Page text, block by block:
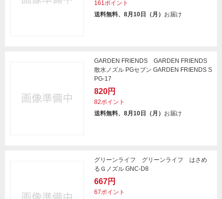
161ポイント
送料無料、8月10日（月） お届け
GARDEN FRIENDS GARDEN FRIENDS
散水ノズル PGセブン GARDEN FRIENDS S
PG-17
820円
82ポイント
送料無料、8月10日（月） お届け
グリーンライフ グリーンライフ はさめ
るＧノズル GNC-D8
667円
67ポイント